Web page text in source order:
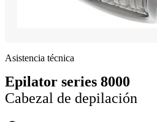
Asistencia técnica
Epilator series 8000
Cabezal de depilación